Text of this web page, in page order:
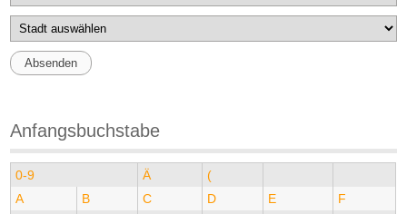
Anfangsbuchstabe
0-9 Ä
(
A
B C D E
F